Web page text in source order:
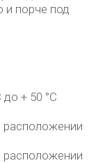
и порче под
+ 50 °C